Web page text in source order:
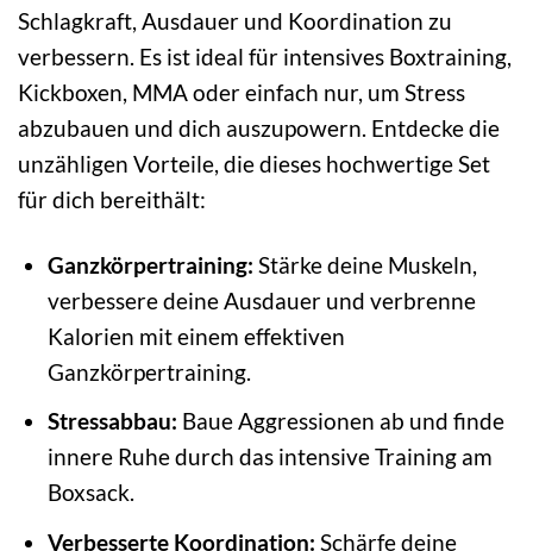
Schlagkraft, Ausdauer und Koordination zu
verbessern. Es ist ideal für intensives Boxtraining,
Kickboxen, MMA oder einfach nur, um Stress
abzubauen und dich auszupowern. Entdecke die
unzähligen Vorteile, die dieses hochwertige Set
für dich bereithält:
Ganzkörpertraining: Stärke deine Muskeln,
verbessere deine Ausdauer und verbrenne
Kalorien mit einem effektiven
Ganzkörpertraining.
Stressabbau: Baue Aggressionen ab und finde
innere Ruhe durch das intensive Training am
Boxsack.
Verbesserte Koordination: Schärfe deine